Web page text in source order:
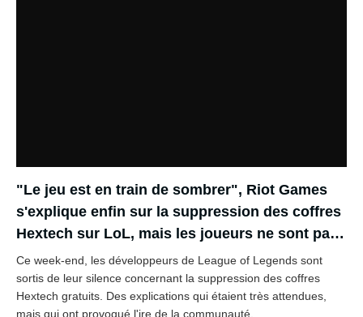
"Le jeu est en train de sombrer", Riot Games
s'explique enfin sur la suppression des coffres
Hextech sur LoL, mais les joueurs ne sont pas
franchement convaincus
Ce week-end, les développeurs de League of Legends sont
sortis de leur silence concernant la suppression des coffres
Hextech gratuits. Des explications qui étaient très attendues,
mais qui ont provoqué l'ire de la communauté.